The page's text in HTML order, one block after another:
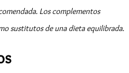
Los complementos
sustitutos de una dieta equilibrada.